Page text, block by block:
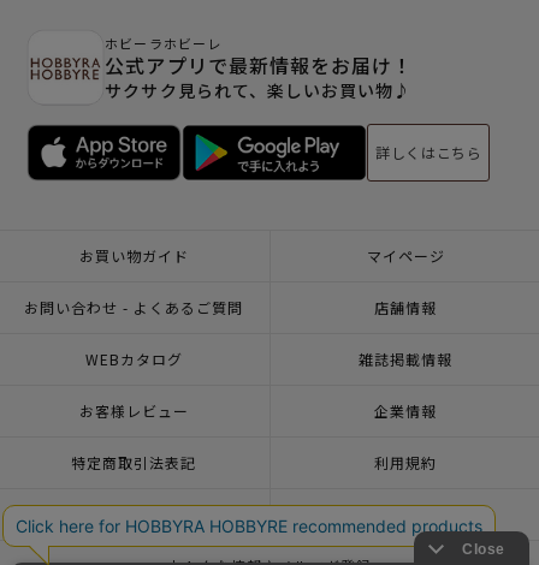
ホビーラホビーレ
公式アプリで最新情報をお届け！
サクサク見られて、楽しいお買い物♪
詳しくはこちら
お買い物ガイド マイページ
お問い合わせ - よくあるご質問 店舗情報
WEBカタログ 雑誌掲載情報
お客様レビュー 企業情報
特定商取引法表記 利用規約
一緒に働こう♪求人情報